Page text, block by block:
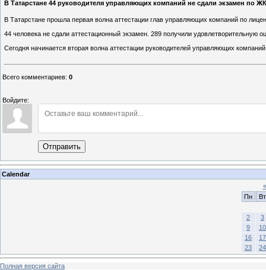
В Татарстане 44 руководителя управляющих компаний не сдали экзамен по
В Татарстане прошла первая волна аттестации глав управляющих компаний по
44 человека не сдали аттестационный экзамен. 289 получили удовлетворительную
Сегодня начинается вторая волна аттестации руководителей управляющих
Всего комментариев: 0
Войдите:
Отправить
Calendar
«
Пн
Вт
2
3
9
10
16
17
23
24
Полная версия сайта